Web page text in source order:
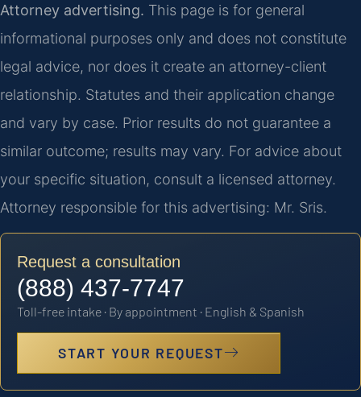
Attorney advertising. This page is for general
informational purposes only and does not constitute
legal advice, nor does it create an attorney-client
relationship. Statutes and their application change
and vary by case. Prior results do not guarantee a
similar outcome; results may vary. For advice about
your specific situation, consult a licensed attorney.
Attorney responsible for this advertising: Mr. Sris.
Request a consultation
(888) 437-7747
Toll-free intake · By appointment · English & Spanish
START YOUR REQUEST